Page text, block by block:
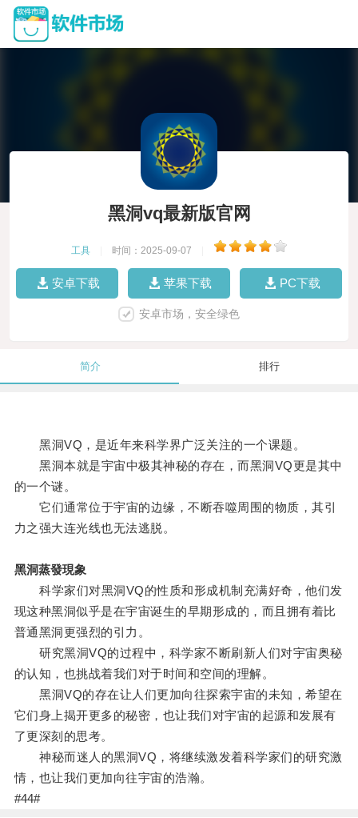
黑洞vq最新版官网
工具 时间：2025-09-07
安卓下载 苹果下载 PC下载
安卓市场，安全绿色
简介 排行
黑洞VQ，是近年来科学界广泛关注的一个课题。
黑洞本就是宇宙中极其神秘的存在，而黑洞VQ更是其中
的一个谜。
它们通常位于宇宙的边缘，不断吞噬周围的物质，其引
力之强大连光线也无法逃脱。
黑洞蒸發現象
科学家们对黑洞VQ的性质和形成机制充满好奇，他们发
现这种黑洞似乎是在宇宙诞生的早期形成的，而且拥有着比
普通黑洞更强烈的引力。
研究黑洞VQ的过程中，科学家不断刷新人们对宇宙奥秘
的认知，也挑战着我们对于时间和空间的理解。
黑洞VQ的存在让人们更加向往探索宇宙的未知，希望在
它们身上揭开更多的秘密，也让我们对宇宙的起源和发展有
了更深刻的思考。
神秘而迷人的黑洞VQ，将继续激发着科学家们的研究激
情，也让我们更加向往宇宙的浩瀚。
#44#